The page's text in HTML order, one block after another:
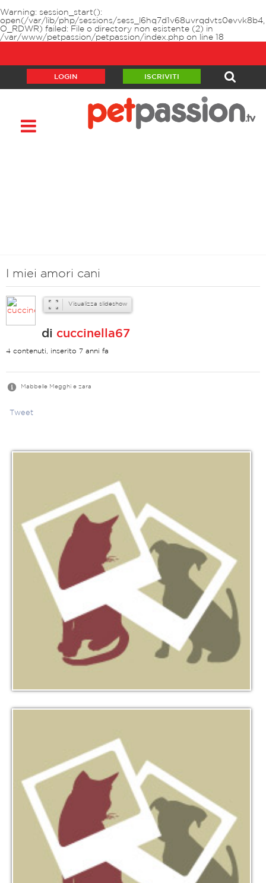
Warning: session_start():
open(/var/lib/php/sessions/sess_l6hq7d1v68uvrqdvts0evvk8b4,
O_RDWR) failed: File o directory non esistente (2) in
/var/www/petpassion/petpassion/index.php on line 18
LOGIN ISCRIVITI
I miei amori cani
Visualizza slideshow
di cuccinella67
4 contenuti, inserito 7 anni fa
Mabbelle Megghi e zara
Tweet